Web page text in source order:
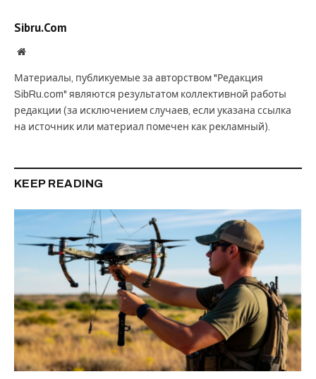
Sibru.Com
Website
Материалы, публикуемые за авторством "Редакция
SibRu.com" являются результатом коллективной работы
редакции (за исключением случаев, если указана ссылка
на источник или материал помечен как рекламный).
KEEP READING